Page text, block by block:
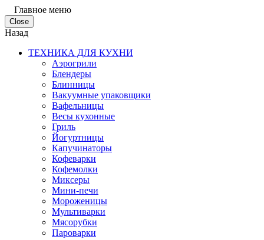
Главное меню
Close
Назад
ТЕХНИКА ДЛЯ КУХНИ
Аэрогрили
Блендеры
Блинницы
Вакуумные упаковщики
Вафельницы
Весы кухонные
Гриль
Йогуртницы
Капучинаторы
Кофеварки
Кофемолки
Миксеры
Мини-печи
Мороженицы
Мультиварки
Мясорубки
Пароварки